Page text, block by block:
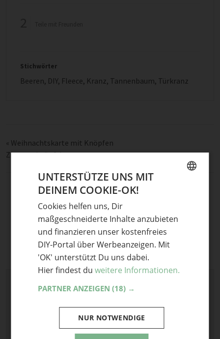
Stichwörter
Beeren, DIY, Fleece, Kranz, Tannenbaum, Türkranz
« Weihnachtskarte mit Knöpfen
Zitronenknöpfchen»
Schreibe einen Kommentar
Erforderliche Felder sind mit*markiert
*
UNTERSTÜTZE UNS MIT
DEINEM COOKIE-OK!
Cookies helfen uns, Dir
maßgeschneiderte Inhalte anzubieten
und finanzieren unser kostenfreies
DIY-Portal über Werbeanzeigen. Mit
'OK' unterstützt Du uns dabei.
Hier findest du weitere Informationen.
PARTNER ANZEIGEN (18) →
NUR NOTWENDIGE